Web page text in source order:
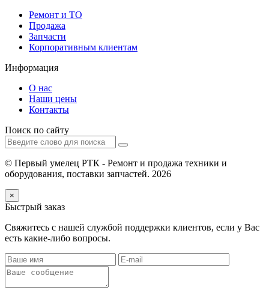
Ремонт и ТО
Продажа
Запчасти
Корпоративным клиентам
Информация
О нас
Наши цены
Контакты
Поиск по сайту
© Первый умелец РТК - Ремонт и продажа техники и
оборудования, поставки запчастей. 2026
×
Быстрый заказ
Свяжитесь с нашей службой поддержки клиентов, если у Вас
есть какие-либо вопросы.